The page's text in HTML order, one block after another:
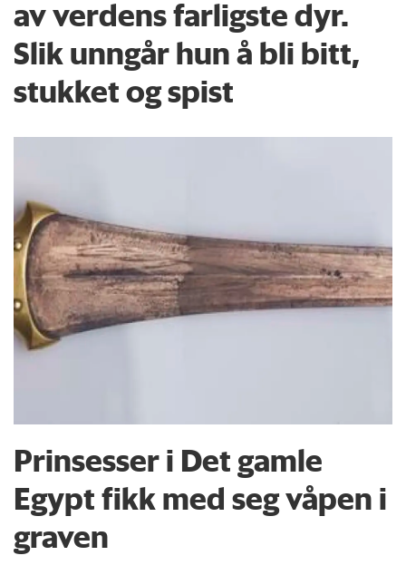
av verdens farligste dyr.
Slik unngår hun å bli bitt,
stukket og spist
Prinsesser i Det gamle
Egypt fikk med seg våpen i
graven